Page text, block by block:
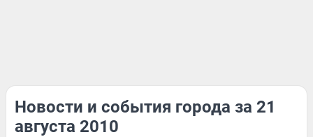
Новости и события города за 21
августа 2010